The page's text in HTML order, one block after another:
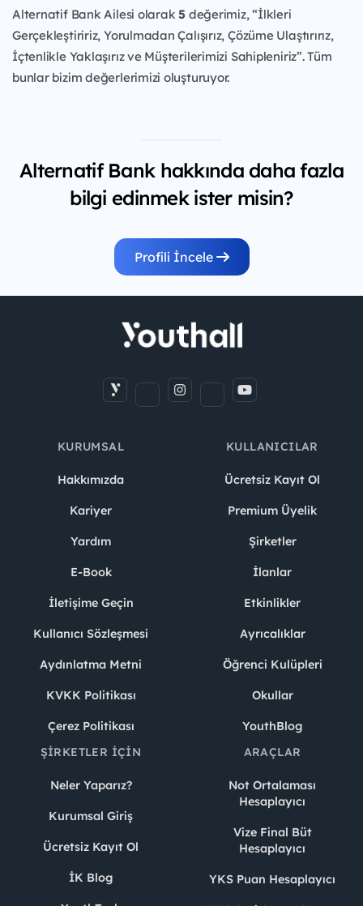
Alternatif Bank Ailesi olarak5 değerimiz, “İlkleri
Gerçekleştiririz, Yorulmadan Çalışırız, Çözüme Ulaştırırız,
İçtenlikle Yaklaşırız ve Müşterilerimizi Sahipleniriz”. Tüm
bunlar bizim değerlerimizi oluşturuyor.
Alternatif Bank hakkında daha fazla
bilgi edinmek ister misin?
Profili İncele
KURUMSAL
Hakkımızda
Kariyer
Yardım
E-Book
İletişime Geçin
Kullanıcı Sözleşmesi
Aydınlatma Metni
KVKK Politikası
Çerez Politikası
KULLANICILAR
Ücretsiz Kayıt Ol
Premium Üyelik
Şirketler
İlanlar
Etkinlikler
Ayrıcalıklar
Öğrenci Kulüpleri
Okullar
YouthBlog
ŞIRKETLER İÇIN
Neler Yaparız?
Kurumsal Giriş
Ücretsiz Kayıt Ol
İK Blog
ARAÇLAR
Not Ortalaması
Hesaplayıcı
Vize Final Büt
Hesaplayıcı
YKS Puan Hesaplayıcı